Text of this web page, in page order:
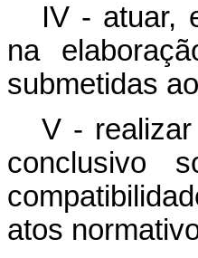
IV - atuar,
na
submetidas
V -
conclusivo
atos